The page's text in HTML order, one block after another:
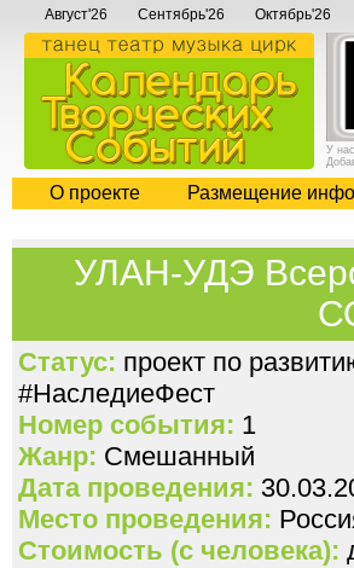
Август'26 Сентябрь'26 Октябрь'26
У нас
О проекте Размещение
УЛАН-УДЭ
Статус: проект по
#НаследиеФест
Номер события: 1
Жанр: Смешанный
Дата проведения:
Место проведения:
Стоимость (с человека):